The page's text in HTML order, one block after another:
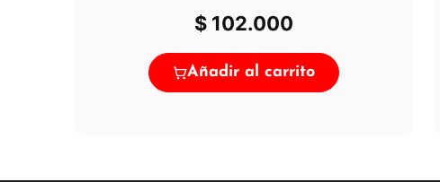
$102.000
Añadir al carrito